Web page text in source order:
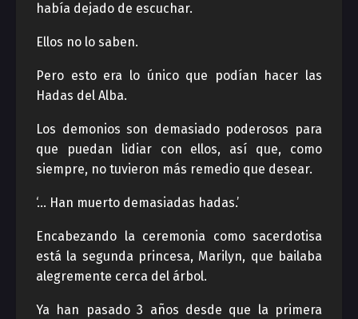
había dejado de escuchar.
Ellos no lo saben.
Pero esto era lo único que podían hacer las
Hadas del Alba.
Los demonios son demasiado poderosos para
que puedan lidiar con ellos, así que, como
siempre, no tuvieron más remedio que desear.
‘… Han muerto demasiadas hadas.’
Encabezando la ceremonia como sacerdotisa
está la segunda princesa, Marilyn, que bailaba
alegremente cerca del árbol.
Ya han pasado 3 años desde que la primera